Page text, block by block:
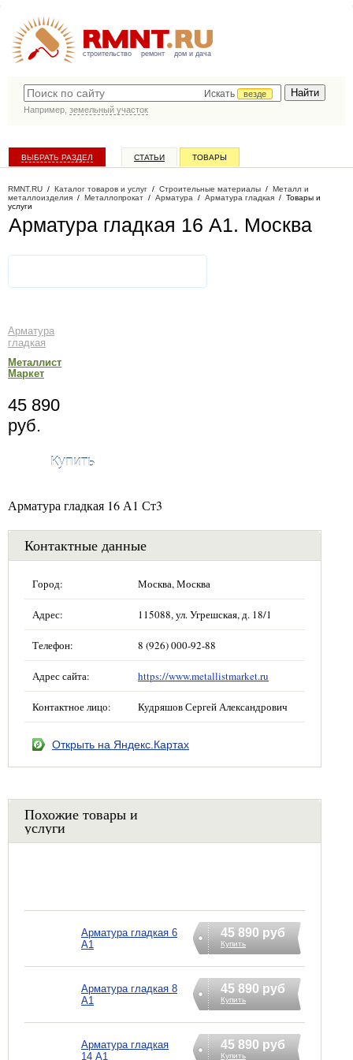
строительство ремонт дом и дача
Искать
везде
Например, земельный участок
ВЫБРАТЬ РАЗДЕЛ СТАТЬИ ТОВАРЫ
RMNT.RU / Каталог товаров и услуг / Строительные материалы / Металл и
металлоизделия / Металлопрокат / Арматура / Арматура гладкая / Товары и
услуги
Арматура гладкая 16 А1. Москва
Арматура
гладкая
Металлист
Маркет
45 890
руб.
Купить
Арматура гладкая 16 А1 Ст3
Контактные данные
Город: Москва, Москва
Адрес: 115088, ул. Угрешская, д. 18/1
Телефон: 8 (926) 000-92-88
Адрес сайта: https://www.metallistmarket.ru
Контактное лицо: Кудряшов Сергей Александрович
Открыть на Яндекс.Картах
Похожие товары и
услуги
Арматура гладкая 6
А1
45 890 руб
Купить
Арматура гладкая 8
А1
45 890 руб
Купить
Арматура гладкая
14 А1
45 890 руб
Купить